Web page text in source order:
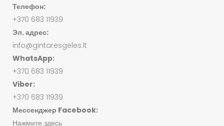
Телефон:
+370 683 11939
Эл. адрес:
info@gintaresgeles.lt
WhatsApp:
+370 683 11939
Viber:
+370 683 11939
Мессенджер Facebook:
Нажмите здесь